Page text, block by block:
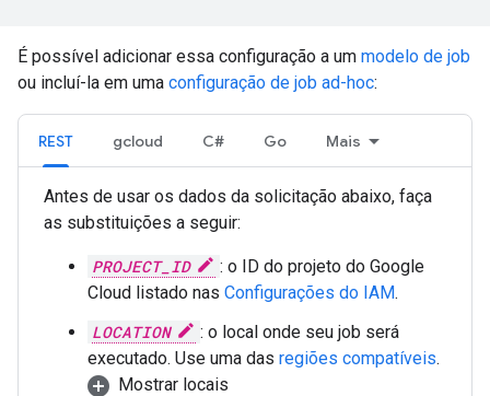
É possível adicionar essa configuração a um modelo de job
ou incluí-la em uma configuração de job ad-hoc:
REST gcloud C# Go Mais
Antes de usar os dados da solicitação abaixo, faça
as substituições a seguir:
PROJECT_ID
: o ID do projeto do Google
Cloud listado nas Configurações do IAM.
LOCATION
: o local onde seu job será
executado. Use uma das regiões compatíveis.
Mostrar locais